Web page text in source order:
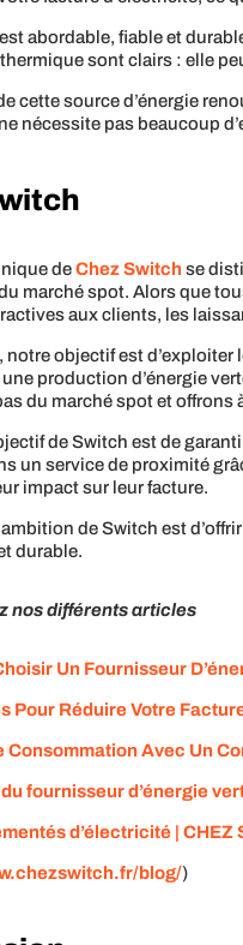
abordable, fiable et
sont clairs : elle
cette source d’énergie
nécessite pas beaucoup
deChez Switchse
marché spot. Alors que
aux clients, les
notre objectif est
production d’énergie
du marché spot et offrons
de Switch est de
un service de proximité
impact sur leur facture.
de Switch est
durable.
nos différents articles
Un Fournisseur
Pour Réduire Votre
Consommation Avec Un
fournisseur d’énergie
d’électricité | CHEZ
blog/)